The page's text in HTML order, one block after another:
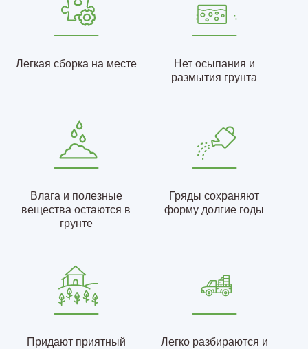
Легкая сборка на месте
Нет осыпания и
размытия грунта
Влага и полезные
вещества остаются в
грунте
Гряды сохраняют
форму долгие годы
Придают приятный
Легко разбираются и